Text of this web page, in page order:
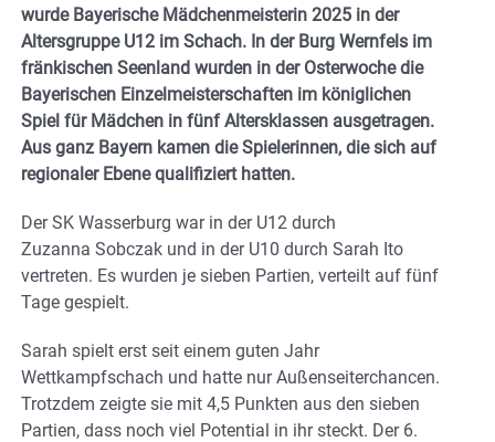
wurde Bayerische Mädchenmeisterin 2025 in der
Altersgruppe U12 im Schach. In der Burg Wernfels im
fränkischen Seenland wurden in der Osterwoche die
Bayerischen Einzelmeisterschaften im königlichen
Spiel für Mädchen in fünf Altersklassen ausgetragen.
Aus ganz Bayern kamen die Spielerinnen, die sich auf
regionaler Ebene qualifiziert hatten.
Der SK Wasserburg war in der U12 durch
Zuzanna Sobczak und in der U10 durch Sarah Ito
vertreten. Es wurden je sieben Partien, verteilt auf fünf
Tage gespielt.
Sarah spielt erst seit einem guten Jahr
Wettkampfschach und hatte nur Außenseiterchancen.
Trotzdem zeigte sie mit 4,5 Punkten aus den sieben
Partien, dass noch viel Potential in ihr steckt. Der 6.